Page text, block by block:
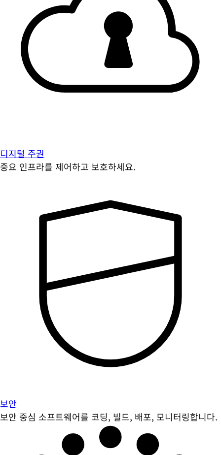
디지털 주권
중요 인프라를 제어하고 보호하세요.
보안
보안 중심 소프트웨어를 코딩, 빌드, 배포, 모니터링합니다.